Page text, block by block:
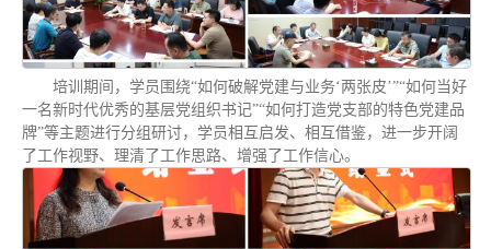
培训期间，学员围绕“如何破解党建与业务‘两张皮’”“如何当好
一名新时代优秀的基层党组织书记”“如何打造党支部的特色党建品
牌”等主题进行分组研讨，学员相互启发、相互借鉴，进一步开阔
了工作视野、理清了工作思路、增强了工作信心。